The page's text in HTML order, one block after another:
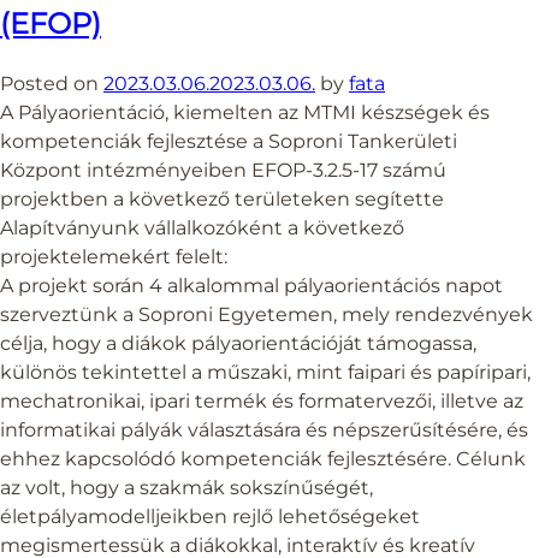
(EFOP)
Posted on 2023.03.06.2023.03.06. by fata
A Pályaorientáció, kiemelten az MTMI készségek és
kompetenciák fejlesztése a Soproni Tankerületi
Központ intézményeiben EFOP-3.2.5-17 számú
projektben a következő területeken segítette
Alapítványunk vállalkozóként a következő
projektelemekért felelt:
A projekt során 4 alkalommal pályaorientációs napot
szerveztünk a Soproni Egyetemen, mely rendezvények
célja, hogy a diákok pályaorientációját támogassa,
különös tekintettel a műszaki, mint faipari és papíripari,
mechatronikai, ipari termék és formatervezői, illetve az
informatikai pályák választására és népszerűsítésére, és
ehhez kapcsolódó kompetenciák fejlesztésére. Célunk
az volt, hogy a szakmák sokszínűségét,
életpályamodelljeikben rejlő lehetőségeket
megismertessük a diákokkal, interaktív és kreatív